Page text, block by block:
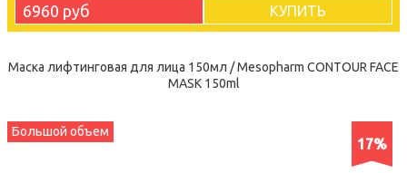
6960 руб КУПИТЬ
Маска лифтинговая для лица 150мл / Mesopharm CONTOUR FACE
MASK 150ml
17%
Большой объем